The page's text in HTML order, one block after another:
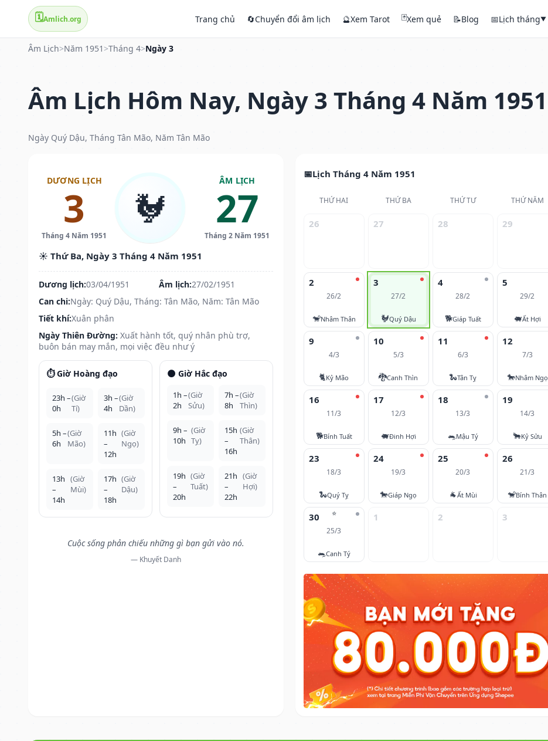
🗓️Amlich.org Trang chủ 🔄Chuyển đổi âm lịch 🔮Xem Tarot 🃏Xem quẻ 📝Blog 📅Lịch tháng▼
Âm Lịch>Năm 1951 >Tháng 4>Ngày 3
Âm Lịch Hôm Nay, Ngày 3 Tháng 4 Năm 1951
Ngày Quý Dậu, Tháng Tân Mão, Năm Tân Mão
DƯƠNG LỊCH
3
Tháng 4 Năm 1951
🐓
ÂM LỊCH
27
Tháng 2 Năm 1951
☀️ Thứ Ba, Ngày 3 Tháng 4 Năm 1951
Dương lịch:03/04/1951 Âm lịch:27/02/1951
Can chi:Ngày: Quý Dậu, Tháng: Tân Mão, Năm: Tân Mão
Tiết khí:Xuân phân
Ngày Thiên Đường: Xuất hành tốt, quý nhân phù trợ,
buôn bán may mắn, mọi việc đều như ý
⏱️ Giờ Hoàng đạo
23h –
0h
(Giờ
Tí)
3h –
4h
(Giờ
Dần)
5h –
6h
(Giờ
Mão)
11h
–
12h
(Giờ
Ngọ)
13h
–
14h
(Giờ
Mùi)
17h
–
18h
(Giờ
Dậu)
🌑 Giờ Hắc đạo
1h –
2h
(Giờ
Sửu)
7h –
8h
(Giờ
Thìn)
9h –
10h
(Giờ
Tỵ)
15h
–
16h
(Giờ
Thân)
19h
–
20h
(Giờ
Tuất)
21h
–
22h
(Giờ
Hợi)
Cuộc sống phản chiếu những gì bạn gửi vào nó.
— Khuyết Danh
Lịch Tháng 4 Năm 1951
THỨ HAI THỨ BA THỨ TƯ THỨ NĂM
26 27 28 29
2
26/2
🐒Nhâm Thân
3
27/2
🐓Quý Dậu
4
28/2
🐕Giáp Tuất
5
29/2
🐖Ất Hợi
9
4/3
🐈Kỷ Mão
10
5/3
🐉Canh Thìn
11
6/3
🐍Tân Tỵ
12
7/3
🐎Nhâm Ngọ
16
11/3
🐕Bính Tuất
17
12/3
🐖Đinh Hợi
18
13/3
🐀Mậu Tý
19
14/3
🐂Kỷ Sửu
23
18/3
🐍Quý Tỵ
24
19/3
🐎Giáp Ngọ
25
20/3
🐐Ất Mùi
26
21/3
🐒Bính Thân
⭐
30
25/3
🐀Canh Tý
1 2 3